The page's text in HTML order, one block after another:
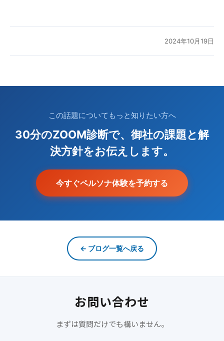
2024年10月19日
この話題についてもっと知りたい方へ
30分のZOOM診断で、御社の課題と解
決方針をお伝えします。
今すぐペルソナ体験を予約する
← ブログ一覧へ戻る
お問い合わせ
まずは質問だけでも構いません。